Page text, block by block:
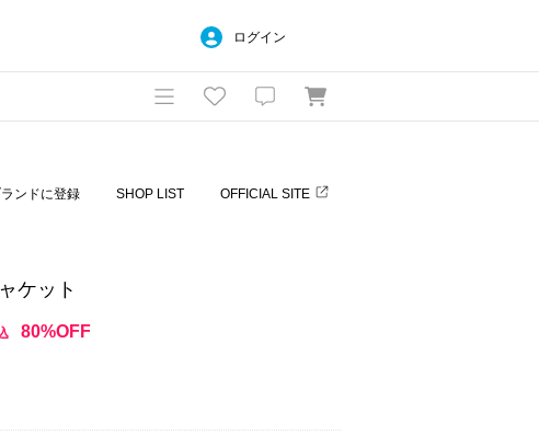
ログイン
ンドに登録 SHOP LIST OFFICIAL SITE
ケット
80%OFF